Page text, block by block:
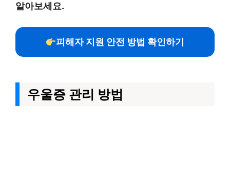
알아보세요.
피해자 지원 안전 방법 확인하기
우울증 관리 방법